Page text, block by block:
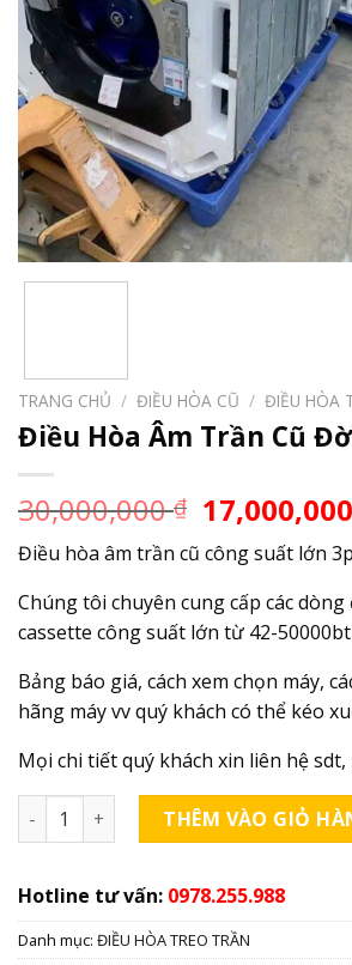
TRANG CHỦ / ĐIỀU HÒA CŨ / ĐIỀU HÒA
Điều Hòa Âm Trần Cũ
30,000,000₫
Điều hòa âm trần cũ công suất lớn
Chúng tôi chuyên cung cấp các dòng
cassette công suất lớn từ 42-
Bảng báo giá, cách xem chọn máy,
hãng máy vv quý khách có thể kéo
Mọi chi tiết quý khách xin liên hệ sdt,
Điều Hòa Âm Trần Cũ Đời Cao số
THÊM VÀO GIỎ
Hotline tư vấn: 0978.255.988
Danh mục: ĐIỀU HÒA TREO TRẦN